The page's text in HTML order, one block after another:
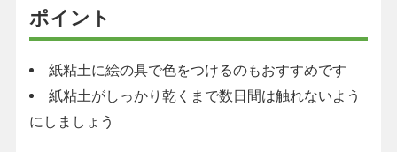
ポイント
紙粘土に絵の具で色をつけるのもおすすめです
紙粘土がしっかり乾くまで数日間は触れないよう
にしましょう